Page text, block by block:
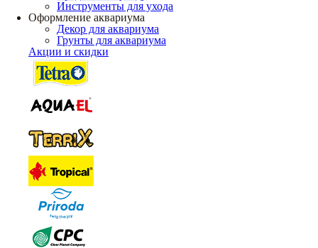
Инструменты для ухода
Оформление аквариума
Декор для аквариума
Грунты для аквариума
Акции и скидки